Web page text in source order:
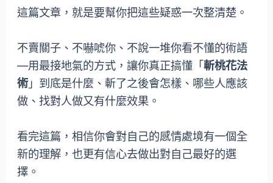
這篇文章，就是要幫你把這些疑惑一次整清楚。
不賣關子、不嚇唬你、不說一堆你看不懂的術語
—用最接地氣的方式，讓你真正搞懂「斬桃花法
術」到底是什麼、斬了之後會怎樣、哪些人應該
做、找對人做又有什麼效果。
看完這篇，相信你會對自己的感情處境有一個全
新的理解，也更有信心去做出對自己最好的選
擇。